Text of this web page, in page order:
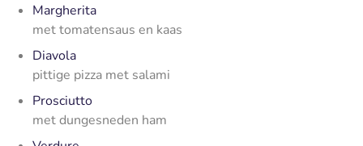
Margherita
met tomatensaus en kaas
Diavola
pittige pizza met salami
Prosciutto
met dungesneden ham